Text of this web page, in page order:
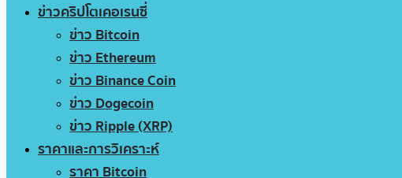
ข่าวคริปโตเคอเรนซี่
ข่าว Bitcoin
ข่าว Ethereum
ข่าว Binance Coin
ข่าว Dogecoin
ข่าว Ripple (XRP)
ราคาและการวิเคราะห์
ราคา Bitcoin